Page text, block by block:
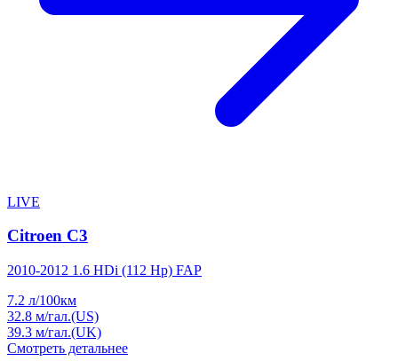
LIVE
Citroen C3
2010-2012 1.6 HDi (112 Hp) FAP
7.2 л/100км
32.8 м/гал.(US)
39.3 м/гал.(UK)
Смотреть детальнее